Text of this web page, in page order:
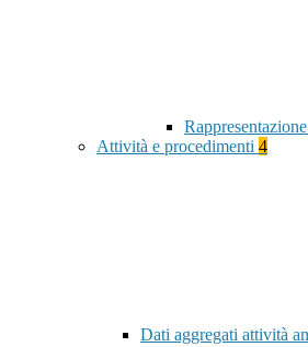
Attività e procedimenti 4
Dati aggregati attività